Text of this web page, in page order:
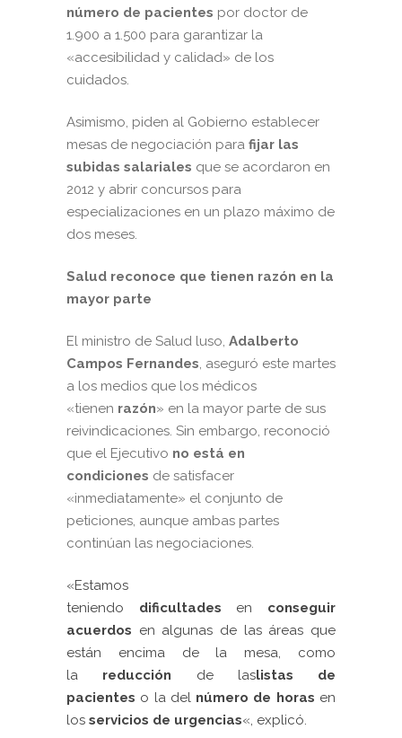
número de pacientes por doctor de
1.900 a 1.500 para garantizar la
«accesibilidad y calidad» de los
cuidados.
Asimismo, piden al Gobierno establecer
mesas de negociación para fijar las
subidas salariales que se acordaron en
2012 y abrir concursos para
especializaciones en un plazo máximo de
dos meses.
Salud reconoce que tienen razón en la
mayor parte
El ministro de Salud luso, Adalberto
Campos Fernandes, aseguró este martes
a los medios que los médicos
«tienen razón» en la mayor parte de sus
reivindicaciones. Sin embargo, reconoció
que el Ejecutivo no está en
condiciones de satisfacer
«inmediatamente» el conjunto de
peticiones, aunque ambas partes
continúan las negociaciones.
«Estamos
teniendo dificultades en conseguir
acuerdos en algunas de las áreas que
están encima de la mesa, como
la reducción de laslistas de
pacientes o la del número de horas en
los servicios de urgencias«, explicó.